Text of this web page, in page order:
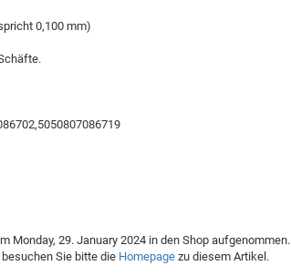
0,100 mm)
Monday, 29. January 2024 in den Shop aufgenommen.
Sie bitte die Homepage zu diesem Artikel.